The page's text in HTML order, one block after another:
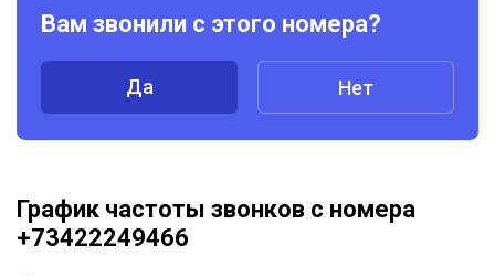
Вам звонили с этого номера?
Да Нет
График частоты звонков с номера
+73422249466